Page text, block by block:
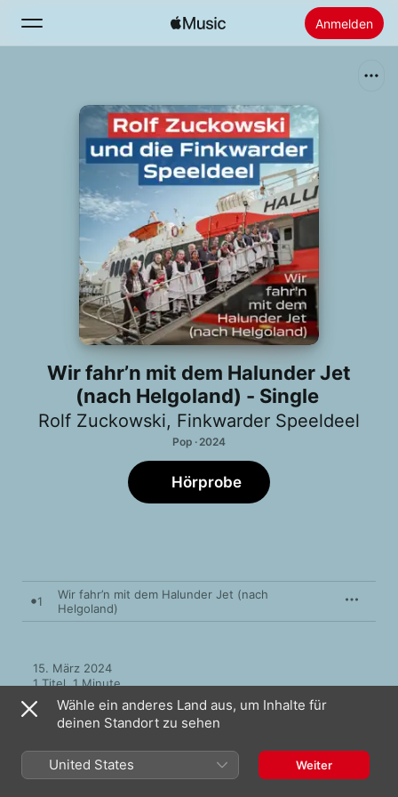
Anmelden
Startseite
Radio
Apple Music installieren
Wir fahr’n mit dem Halunder Jet
(nach Helgoland) - Single
Rolf Zuckowski, Finkwarder Speeldeel
Pop · 2024
Hörprobe
1
Wir fahr’n mit dem Halunder Jet (nach
Helgoland)
15. März 2024
1 Titel, 1 Minute
℗ 2024 Musik für Dich / Universal Music GmbH
Wähle ein anderes Land aus, um Inhalte für
deinen Standort zu sehen
United States Weiter